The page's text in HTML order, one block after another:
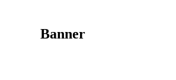
Banner